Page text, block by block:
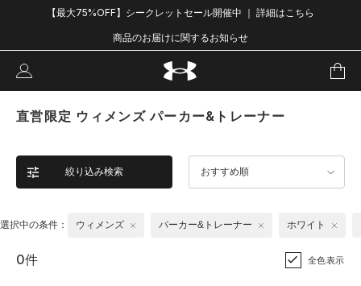
【最大75%OFF】シークレットセール開催中 ｜ 詳細はこちら
商品のお届けに関するお知らせ
直営限定 ウィメンズ パーカー&トレーナー
絞り込み検索 おすすめ順
選択中の条件： ウィメンズ パーカー&トレーナー ホワイト
0件 全色表示